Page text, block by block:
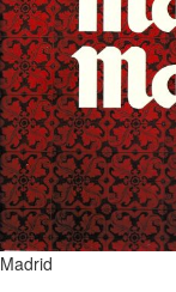
Madrid